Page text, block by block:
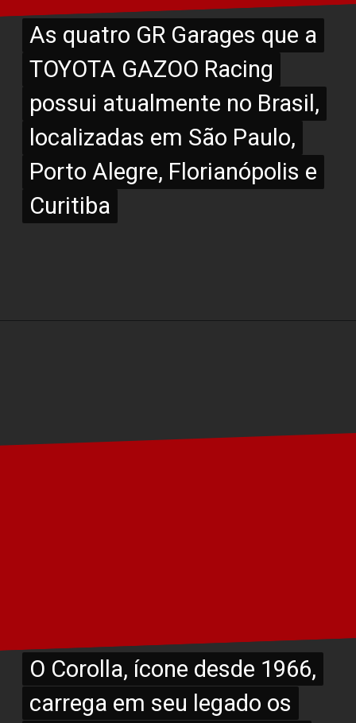
As quatro GR Garages que a
TOYOTA GAZOO Racing
possui atualmente no Brasil,
localizadas em São Paulo,
Porto Alegre, Florianópolis e
Curitiba
As quatro GR Garages que a
TOYOTA GAZOO Racing
possui atualmente no Brasil,
localizadas em São Paulo,
Porto Alegre, Florianópolis e
Curitiba
O Corolla, ícone desde 1966,
carrega em seu legado os
O Corolla, ícone desde 1966,
carrega em seu legado os